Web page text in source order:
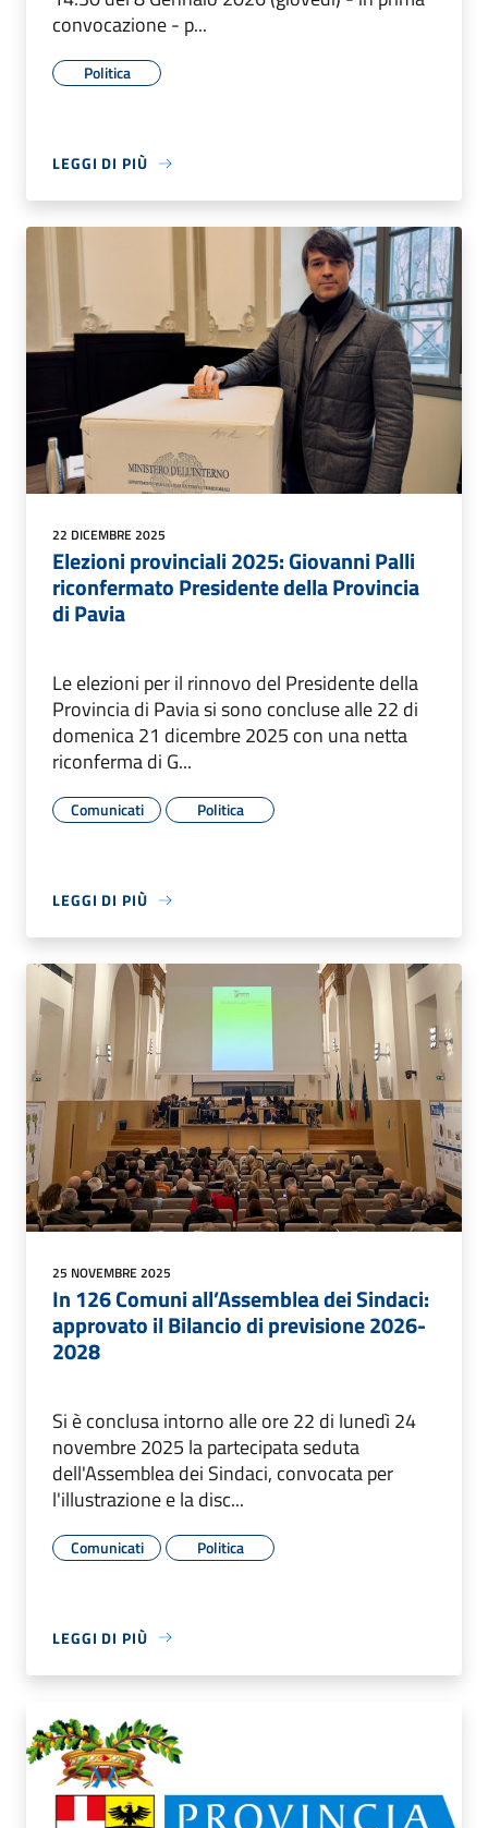
convocazione - p...
Politica
LEGGI DI PIÙ
22 DICEMBRE 2025
Elezioni provinciali 2025: Giovanni Palli
riconfermato Presidente della Provincia
di Pavia
Le elezioni per il rinnovo del Presidente della
Provincia di Pavia si sono concluse alle 22 di
domenica 21 dicembre 2025 con una netta
riconferma di G...
Comunicati Politica
LEGGI DI PIÙ
25 NOVEMBRE 2025
In 126 Comuni all’Assemblea dei Sindaci:
approvato il Bilancio di previsione 2026-
2028
Si è conclusa intorno alle ore 22 di lunedì 24
novembre 2025 la partecipata seduta
dell'Assemblea dei Sindaci, convocata per
l'illustrazione e la disc...
Comunicati Politica
LEGGI DI PIÙ